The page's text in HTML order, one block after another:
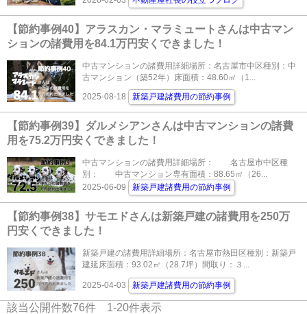
【節約事例40】アラスカン・マラミュートさんは中古マン
ションの諸費用を84.1万円安くできました！
中古マンションの諸費用詳細場所：名古屋市中区種別：中
古マンション（築52年）床面積：48.60㎡（1...
2025-08-18
新築戸建諸費用の節約事例
【節約事例39】ダルメシアンさんは中古マンションの諸費
用を75.2万円安くできました！
中古マンションの諸費用詳細場所： 名古屋市中区種
別： 中古マンション専有面積：88.65㎡（26...
2025-06-09
新築戸建諸費用の節約事例
【節約事例38】サモエドさんは新築戸建の諸費用を250万
円安くできました！
新築戸建の諸費用詳細場所：名古屋市熱田区種別：新築戸
建延床面積：93.02㎡（28.7坪）間取り：３...
2025-04-03 新築戸建諸費用の節約事例
該当公開件数76件 1-20件表示